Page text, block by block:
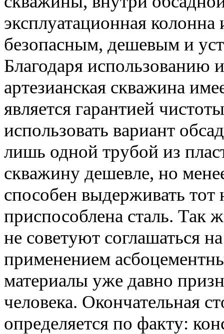
эксплуатационная
безопасным, дешевым и
Благодаря использованию
артезианская скважина
является гарантией
использовать вариант
лишь одной трубой из
скважину дешевле, но
способен выдерживать тот
приспособлена сталь. Так
не советуют соглашаться
применением
материалы уже давно
человека. Окончательная
определяется по факту: